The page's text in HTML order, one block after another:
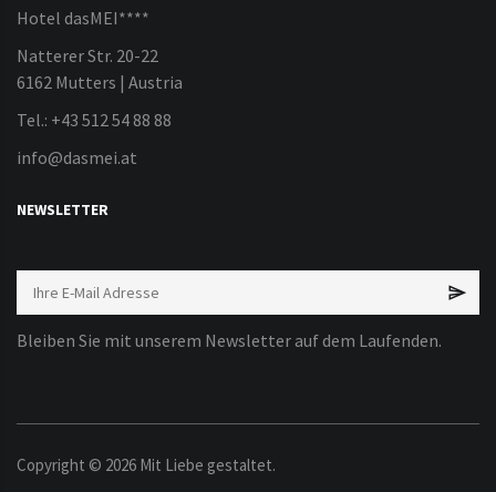
Hotel dasMEI****
Natterer Str. 20-22
6162 Mutters | Austria
Tel.: +43 512 54 88 88
info@dasmei.at
NEWSLETTER
Bleiben Sie mit unserem Newsletter auf dem Laufenden.
Copyright © 2026 Mit Liebe gestaltet.